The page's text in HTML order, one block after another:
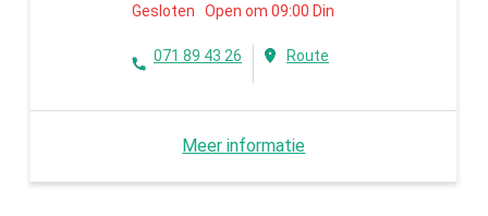
Gesloten Open om 09:00 Din
071 89 43 26 Route
Meer informatie